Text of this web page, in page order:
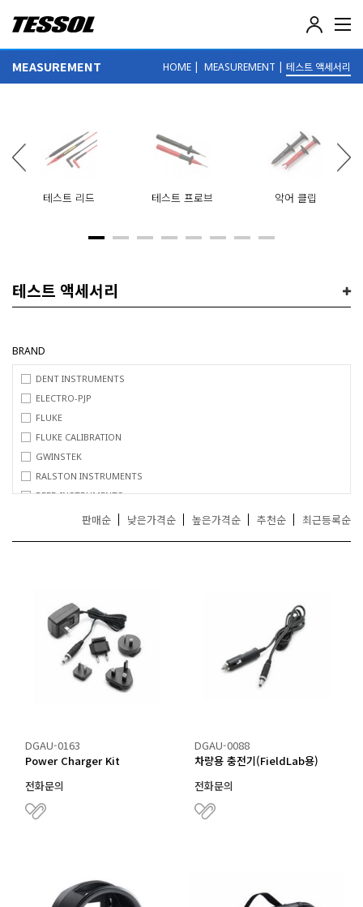
테
(
T
E
)
기
,
터
로
MEASUREMENT HOME | MEASUREMENT | 테스트 액세서리
테스트 리드 테스트 프로브 악어 클립
테스트 액세서리
BRAND
DENT INSTRUMENTS
ELECTRO-PJP
FLUKE
FLUKE CALIBRATION
GWINSTEK
RALSTON INSTRUMENTS
REED INSTRUMENTS
판매순 낮은가격순 높은가격순 추천순 최근등록순
DGAU-0163
Power Charger Kit
전화문의
DGAU-0088
차량용 충전기(FieldLab용)
전화문의